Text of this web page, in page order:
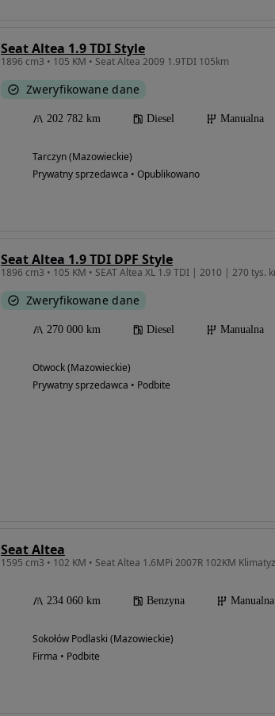
Seat Altea 1.9 TDI Style
1896 cm3 • 105 KM • Seat Altea 2009 1.9TDI 105km
Zweryfikowane dane
202 782 km Diesel Manualna
Tarczyn (Mazowieckie)
Prywatny sprzedawca • Opublikowano
Seat Altea 1.9 TDI DPF Style
Zweryfikowane dane
270 000 km Diesel Manualna
Otwock (Mazowieckie)
Prywatny sprzedawca • Podbite
Seat Altea
234 060 km Benzyna Manualna
Sokołów Podlaski (Mazowieckie)
Firma • Podbite